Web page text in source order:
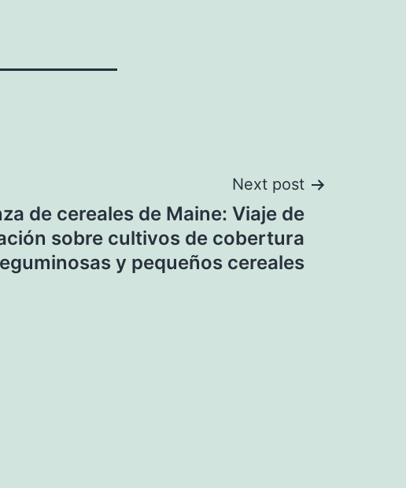
Next post
de cereales de Maine: Viaje de
sobre cultivos de cobertura
y pequeños cereales